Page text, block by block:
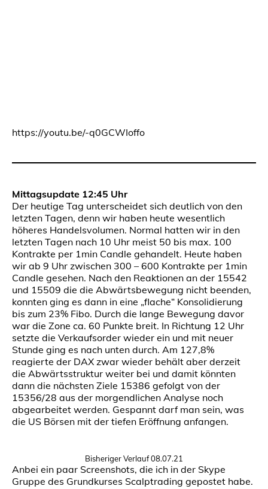
https://youtu.be/-q0GCWIoffo
Mittagsupdate 12:45 Uhr
Der heutige Tag unterscheidet sich deutlich von den
letzten Tagen, denn wir haben heute wesentlich
höheres Handelsvolumen. Normal hatten wir in den
letzten Tagen nach 10 Uhr meist 50 bis max. 100
Kontrakte per 1min Candle gehandelt. Heute haben
wir ab 9 Uhr zwischen 300 – 600 Kontrakte per 1min
Candle gesehen. Nach den Reaktionen an der 15542
und 15509 die die Abwärtsbewegung nicht beenden,
konnten ging es dann in eine „flache“ Konsolidierung
bis zum 23% Fibo. Durch die lange Bewegung davor
war die Zone ca. 60 Punkte breit. In Richtung 12 Uhr
setzte die Verkaufsorder wieder ein und mit neuer
Stunde ging es nach unten durch. Am 127,8%
reagierte der DAX zwar wieder behält aber derzeit
die Abwärtsstruktur weiter bei und damit könnten
dann die nächsten Ziele 15386 gefolgt von der
15356/28 aus der morgendlichen Analyse noch
abgearbeitet werden. Gespannt darf man sein, was
die US Börsen mit der tiefen Eröffnung anfangen.
Bisheriger Verlauf 08.07.21
Anbei ein paar Screenshots, die ich in der Skype
Gruppe des Grundkurses Scalptrading gepostet habe.